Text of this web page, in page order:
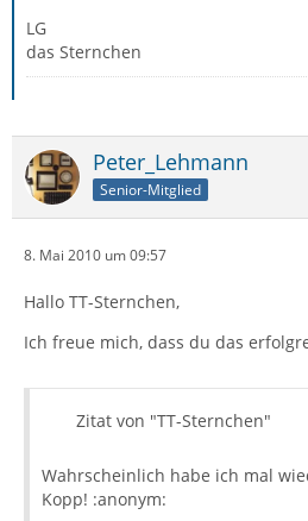
LG
das Sternchen
Peter_Lehmann
Senior-Mitglied
8. Mai 2010 um 09:57
Hallo TT-Sternchen,
Ich freue mich, dass du das
Zitat von "TT-Sternchen"
Wahrscheinlich habe ich mal
Kopp! :anonym: